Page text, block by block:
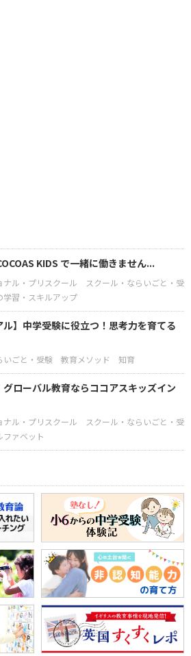
KIDS で一緒に働きません...
ナル・プリスクール
スクール・ならいごと・受
学習・スキルアップ
ル】中学受験に役立つ！思考力を育てる
いごと・受験 教育メソッド 知育
ローバル教育ならココアスキッズイン
ナル・プリスクール
スクール・ならいごと・受
ファベット